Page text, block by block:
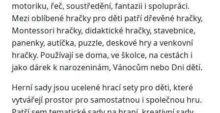
motoriku, řeč, soustředění, fantazii i spolupráci.
Mezi oblíbené hračky pro děti patří dřevěné hračky,
Montessori hračky, didaktické hračky, stavebnice,
panenky, autíčka, puzzle, deskové hry a venkovní
hračky. Používají se doma, ve školce, na cestách i
jako dárek k narozeninám, Vánocům nebo Dni dětí.
Herní sady jsou ucelené hrací sety pro děti, které
vytvářejí prostor pro samostatnou i společnou hru.